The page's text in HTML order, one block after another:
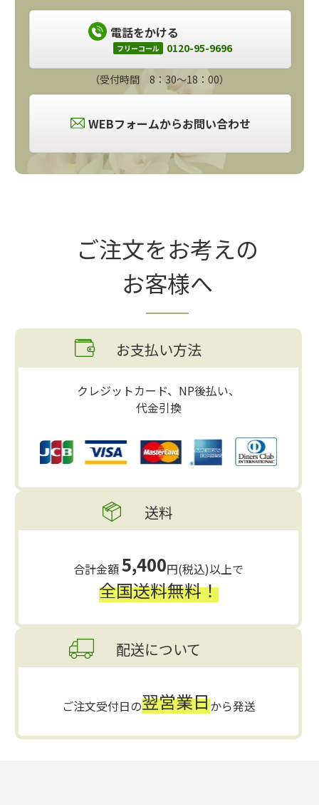
電話をかける
フリーコール 0120-95-9696
（受付時間 8：30～18：00）
WEBフォームからお問い合わせ
ご注文をお考えの
お客様へ
お支払い方法
クレジットカード、NP後払い、
代金引換
送料
合計金額5,400円(税込)以上で
全国送料無料！
配送について
ご注文受付日の翌営業日から発送